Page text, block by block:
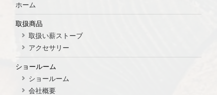
ホーム
取扱商品
取扱い薪ストーブ
アクセサリー
ショールーム
ショールーム
会社概要